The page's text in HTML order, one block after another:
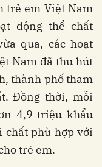
trẻ em Việt Nam
động thể chất
qua, các hoạt
Nam đã thu hút
thành phố tham
Đồng thời, mỗi
4,9 triệu khẩu
chất phù hợp với
trẻ em.